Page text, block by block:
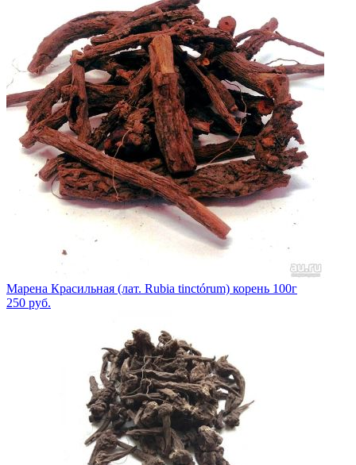
Марена Красильная (лат. Rubia tinctórum) корень 100г
250 руб.